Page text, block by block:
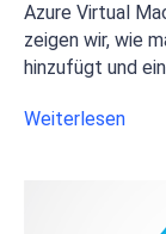
Azure Virtual
zeigen wir, wie
hinzufügt und
Weiterlesen